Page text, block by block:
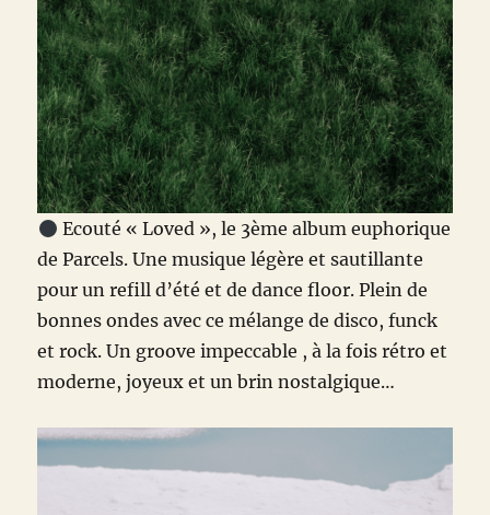
Ecouté « Loved », le 3ème album euphorique
de Parcels. Une musique légère et sautillante
pour un refill d’été et de dance floor. Plein de
bonnes ondes avec ce mélange de disco, funck
et rock. Un groove impeccable , à la fois rétro et
moderne, joyeux et un brin nostalgique…